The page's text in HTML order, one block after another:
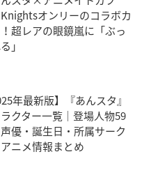
オンリーのコラボカ
超レアの眼鏡嵐に「ぶっ
」
年最新版】『あんスタ』
クター一覧｜登場人物59
優・誕生日・所属サーク
ニメ情報まとめ